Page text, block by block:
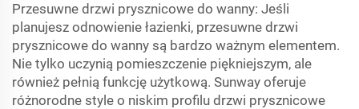
Przesuwne drzwi prysznicowe do wanny: Jeśli
planujesz odnowienie łazienki, przesuwne drzwi
prysznicowe do wanny są bardzo ważnym elementem.
Nie tylko uczynią pomieszczenie piękniejszym, ale
również pełnią funkcję użytkową. Sunway oferuje
różnorodne style o niskim profilu drzwi prysznicowe